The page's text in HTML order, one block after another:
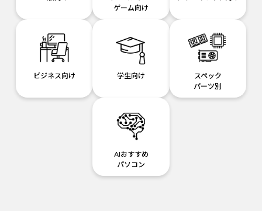
ゲーム向け
ビジネス向け 学生向け
スペック
パーツ別
AIおすすめ
パソコン